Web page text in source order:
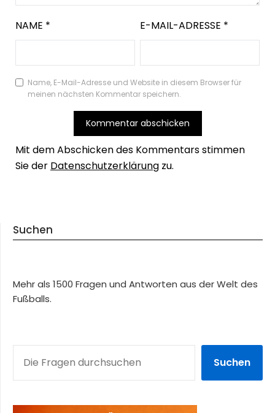
NAME * E-MAIL-ADRESSE *
Name, E-Mail-Adresse und Website in diesem Browser für
meinen nächsten Kommentar speichern.
Mit dem Abschicken des Kommentars stimmen
Sie der Datenschutzerklärung zu.
Suchen
Mehr als 1500 Fragen und Antworten aus der Welt des
Fußballs.
Suchen